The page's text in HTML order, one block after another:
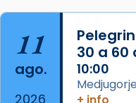
Foto
View on Facebook · Share
Arquebisbat
2 weeks ago
11
ago.
2026
30 a 60
10:00
+ info